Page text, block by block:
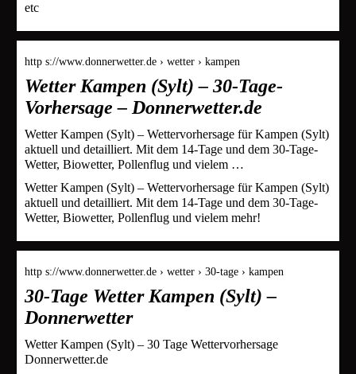
etc
http s://www.donnerwetter.de › wetter › kampen
Wetter Kampen (Sylt) – 30-Tage-
Vorhersage – Donnerwetter.de
Wetter Kampen (Sylt) – Wettervorhersage für Kampen (Sylt)
aktuell und detailliert. Mit dem 14-Tage und dem 30-Tage-
Wetter, Biowetter, Pollenflug und vielem …
Wetter Kampen (Sylt) – Wettervorhersage für Kampen (Sylt)
aktuell und detailliert. Mit dem 14-Tage und dem 30-Tage-
Wetter, Biowetter, Pollenflug und vielem mehr!
http s://www.donnerwetter.de › wetter › 30-tage › kampen
30-Tage Wetter Kampen (Sylt) –
Donnerwetter
Wetter Kampen (Sylt) – 30 Tage Wettervorhersage
Donnerwetter.de